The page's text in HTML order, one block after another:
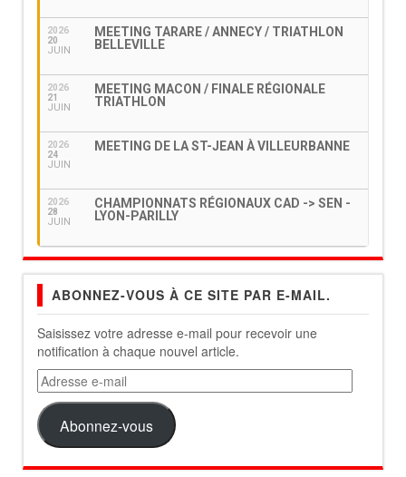
2026
20
JUIN
MEETING TARARE / ANNECY / TRIATHLON
BELLEVILLE
2026
21
JUIN
MEETING MACON / FINALE RÉGIONALE
TRIATHLON
2026
24
JUIN
MEETING DE LA ST-JEAN À VILLEURBANNE
2026
28
JUIN
CHAMPIONNATS RÉGIONAUX CAD -> SEN -
LYON-PARILLY
ABONNEZ-VOUS À CE SITE PAR E-MAIL.
Saisissez votre adresse e-mail pour recevoir une
notification à chaque nouvel article.
Adresse
e-
mail
Abonnez-vous